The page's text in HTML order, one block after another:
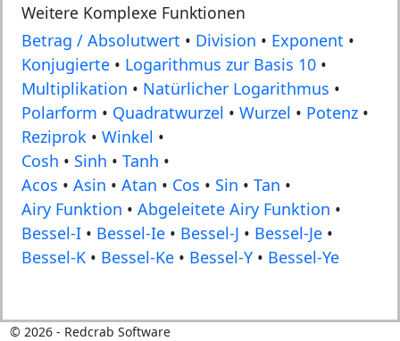
Weitere Komplexe Funktionen
Betrag / Absolutwert • Division • Exponent •
Konjugierte • Logarithmus zur Basis 10 •
Multiplikation • Natürlicher Logarithmus •
Polarform • Quadratwurzel • Wurzel • Potenz •
Reziprok • Winkel •
Cosh • Sinh • Tanh •
Acos • Asin • Atan • Cos • Sin • Tan •
Airy Funktion • Abgeleitete Airy Funktion •
Bessel-I • Bessel-Ie • Bessel-J • Bessel-Je •
Bessel-K • Bessel-Ke • Bessel-Y • Bessel-Ye
© 2026- Redcrab Software